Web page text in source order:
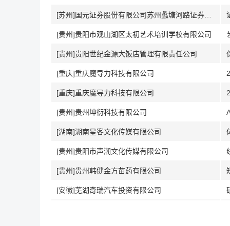
[贵州]贵阳市观山湖区太初艺术培训学校有限公司
[贵州]贵阳世纪金源大饭店管理有限责任公司
[重庆]重庆魔导力科技有限公司
[重庆]重庆魔导力科技有限公司
[贵州]贵州坤衍科技有限公司
[湖南]湖南星客文化传媒有限公司
[贵州]贵阳市声潮文化传媒有限公司
[贵州]贵州韩健金方苗药有限公司
[安徽]芜湖奇瑞汽车投资有限公司